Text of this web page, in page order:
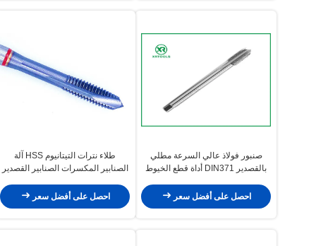
صنبور فولاذ عالي السرعة مطلي
بالقصدير DIN371 أداة قطع الخيوط
الصناعية
احصل على أفضل سعر
طلاء نترات التيتانيوم HSS آلة
الصنابير المكسرات الصنابير القصدير
للعمل الدقيق
احصل على أفضل سعر